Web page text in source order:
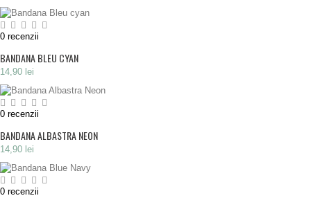
0 recenzii
BANDANA BLEU CYAN
14,90 lei
0 recenzii
BANDANA ALBASTRA NEON
14,90 lei
0 recenzii